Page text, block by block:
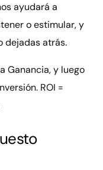
ayudará a
o estimular, y
dejadas atrás.
Ganancia, y luego
ROI =